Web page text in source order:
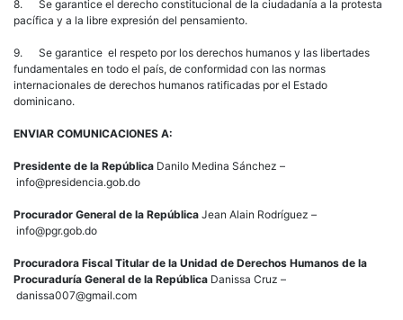
8. Se garantice el derecho constitucional de la ciudadanía a la protesta
pacífica y a la libre expresión del pensamiento.
9. Se garantice el respeto por los derechos humanos y las libertades
fundamentales en todo el país, de conformidad con las normas
internacionales de derechos humanos ratificadas por el Estado
dominicano.
ENVIAR COMUNICACIONES A:
Presidente de la República Danilo Medina Sánchez –
info@presidencia.gob.do
Procurador General de la República Jean Alain Rodríguez –
info@pgr.gob.do
Procuradora Fiscal Titular de la Unidad de Derechos Humanos de la
Procuraduría General de la República Danissa Cruz –
danissa007@gmail.com